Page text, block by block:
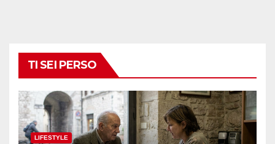
TI SEI PERSO
LIFESTYLE